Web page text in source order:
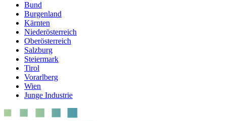
Bund
Burgenland
Kärnten
Niederösterreich
Oberösterreich
Salzburg
Steiermark
Tirol
Vorarlberg
Wien
Junge Industrie